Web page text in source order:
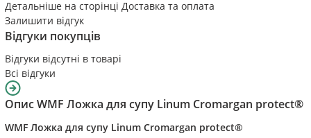
Детальніше на сторінці Доставка та оплата
Залишити відгук
Відгуки покупців
Відгуки відсутні в товарі
Всі відгуки
ОписWMF Ложка для супу Linum Cromargan protect®
WMF Ложка для супу Linum Cromargan protect®